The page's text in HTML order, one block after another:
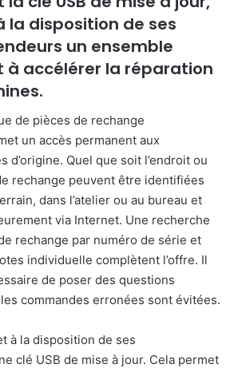
l
la disposition de ses
un ensemble
à accélérer la réparation
de pièces de rechange
un accès permanent aux
d’origine. Quel que soit l’endroit ou
rechange peuvent être identifiées
dans l’atelier ou au bureau et
via Internet. Une recherche
rechange par numéro de série et
individuelle complètent l’offre. Il
de poser des questions
commandes erronées sont évitées.
à la disposition de ses
clé USB de mise à jour. Cela permet